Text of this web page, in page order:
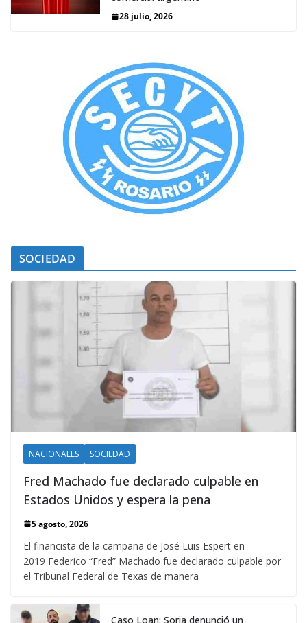
28 julio, 2026
SOCIEDAD
NACIONALES SOCIEDAD
Fred Machado fue declarado culpable en
Estados Unidos y espera la pena
5 agosto, 2026
El financista de la campaña de José Luis Espert en
2019 Federico “Fred” Machado fue declarado culpable por
el Tribunal Federal de Texas de manera
Caso Loan: Soria denunció un